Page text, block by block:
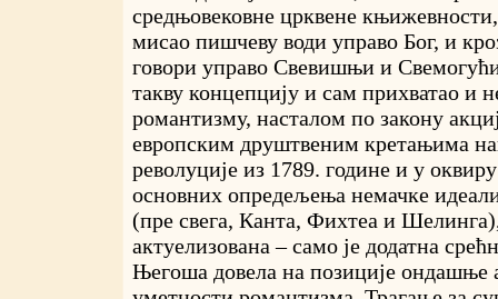
средњовековне црквене
мисао пишчеву води управо Бог, и
говори управо Свевишњи и
такву концепцију и сам прихватао и
романтизму, насталом по закону
европским друштвеним кретањима
револуције из 1789. године и у
основних опредељења немачке
(пре свега, Канта, Фихтеа и
актуелизована – само је додатна
Његоша довела на позиције ондашње